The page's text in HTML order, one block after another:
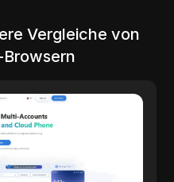
Vergleiche von